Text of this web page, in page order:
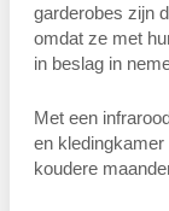
garderobes zijn
omdat ze met
in beslag in
Met een
en
koudere